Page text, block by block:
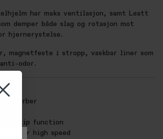
har maks ventilasjon, samt Leatt
demper både slag og rotasjon mot
hjernerystelse.
magnetfeste i stropp, vaskbar liner som
odor.
absorber
anti-slip function
for high speed